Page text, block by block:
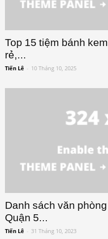
Top 15 tiệm bánh
rẻ,...
Tiến Lê - 10 Tháng 10, 2025
Danh sách văn
Quận 5...
Tiến Lê - 31 Tháng 10, 2023